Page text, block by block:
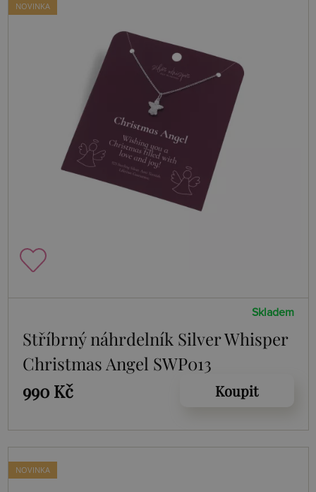
NOVINKA
Skladem
Stříbrný náhrdelník Silver Whisper
Christmas Angel SWP013
990 Kč
Koupit
NOVINKA